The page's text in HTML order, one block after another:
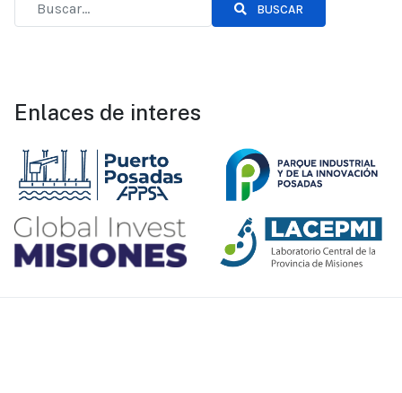
BUSCAR
Enlaces de interes